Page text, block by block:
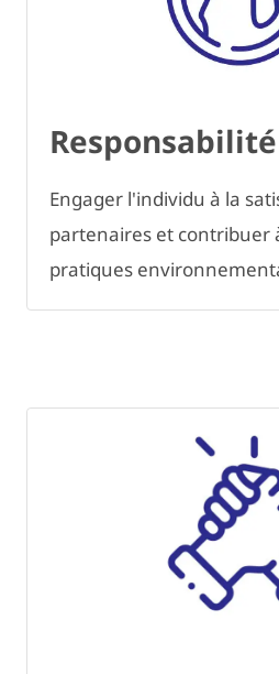
Responsabilité
Engager l'individu à la
partenaires et contribuer
pratiques